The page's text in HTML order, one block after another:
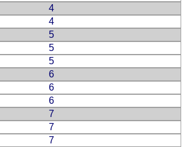
4
4
5
5
5
6
6
6
7
7
7